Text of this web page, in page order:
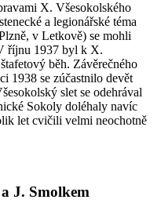
X. Všesokolského
a legionářské téma
v Letkově) se mohli
říjnu 1937 byl k X.
běh. Závěrečného
1938 se zúčastnilo devět
slet se odehrával
Sokoly doléhaly navíc
let cvičili velmi neochotně
J. Smolkem